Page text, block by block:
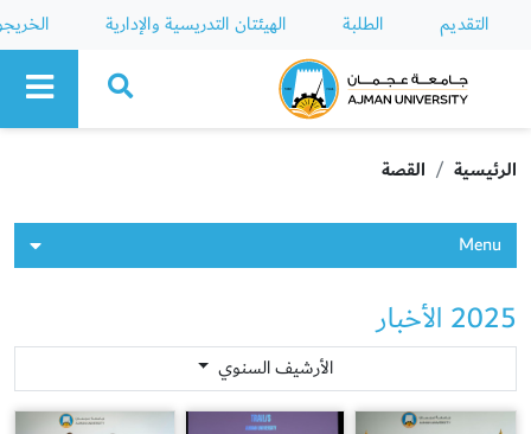
التقديم الطلبة الهيئتان التدريسية والإدارية
Ajman University
الرئيسية القصة
Menu
2025 الأخبار
الأرشيف السنوي